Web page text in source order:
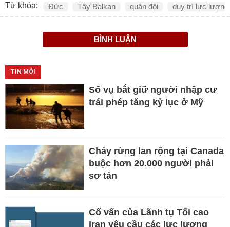
Từ khóa: Đức Tây Balkan quân đội duy trì lực lượng
BÌNH LUẬN
TIN MỚI
Số vụ bắt giữ người nhập cư
trái phép tăng kỷ lục ở Mỹ
Cháy rừng lan rộng tại Canada
buộc hơn 20.000 người phải
sơ tán
Cố vấn của Lãnh tụ Tối cao
Iran yêu cầu các lực lượng